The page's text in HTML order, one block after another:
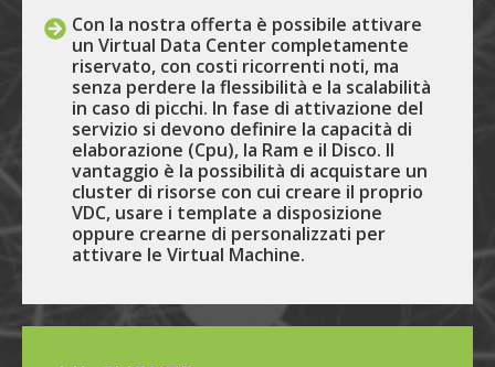
Con la nostra offerta è possibile attivare
un Virtual Data Center completamente
riservato, con costi ricorrenti noti, ma
senza perdere la flessibilità e la scalabilità
in caso di picchi. In fase di attivazione del
servizio si devono definire la capacità di
elaborazione (Cpu), la Ram e il Disco. Il
vantaggio è la possibilità di acquistare un
cluster di risorse con cui creare il proprio
VDC, usare i template a disposizione
oppure crearne di personalizzati per
attivare le Virtual Machine.